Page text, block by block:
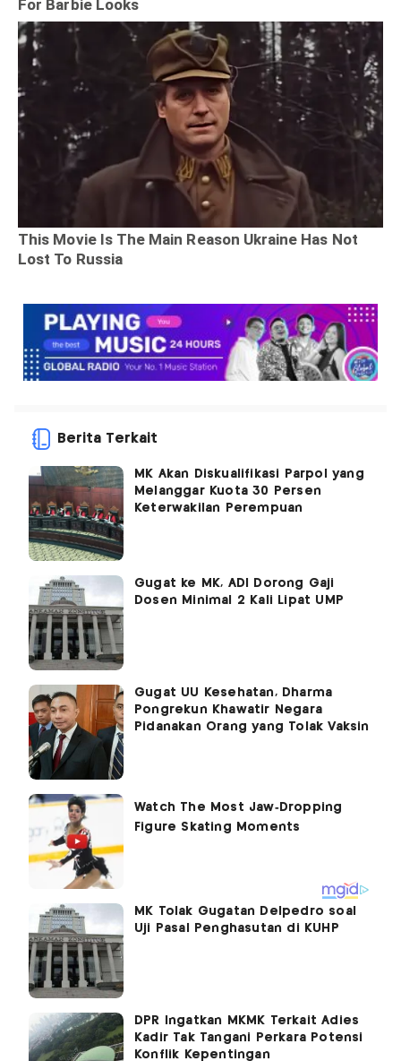
Berita Terkait
MK Akan Diskualifikasi Parpol yang
Melanggar Kuota 30 Persen
Keterwakilan Perempuan
Gugat ke MK, ADI Dorong Gaji
Dosen Minimal 2 Kali Lipat UMP
Gugat UU Kesehatan, Dharma
Pongrekun Khawatir Negara
Pidanakan Orang yang Tolak Vaksin
MK Tolak Gugatan Delpedro soal
Uji Pasal Penghasutan di KUHP
DPR Ingatkan MKMK Terkait Adies
Kadir Tak Tangani Perkara Potensi
Konflik Kepentingan